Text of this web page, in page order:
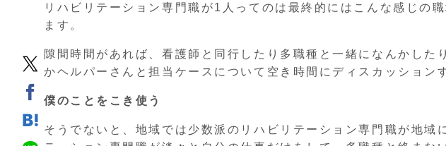
リハビリテーション専門職が1人ってのは最終的にはこんな感じの
ます。
隙間時間があれば、看護師と同行したり多職種と一緒になんかした
かヘルパーさんと担当ケースについて空き時間にディスカッション
僕のことをこき使う
そうでないと、地域では少数派のリハビリテーション専門職が地域